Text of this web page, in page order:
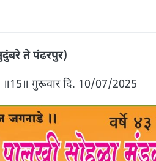
ते पंढरपुर)
॥15॥ गुरूवार दि. 10/07/2025